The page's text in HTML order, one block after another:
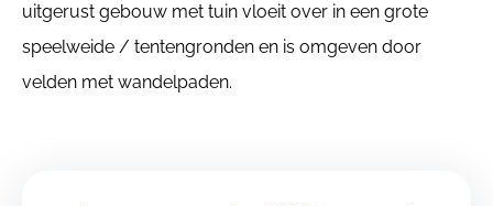
uitgerust gebouw met tuin vloeit over in een grote
speelweide / tentengronden en is omgeven door
velden met wandelpaden.